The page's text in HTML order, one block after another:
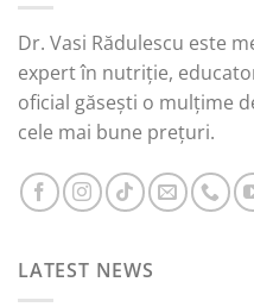
Dr. Vasi Rădulescu este
expert în nutriție,
oficial găsești o mulțime
cele mai bune prețuri.
LATEST NEWS